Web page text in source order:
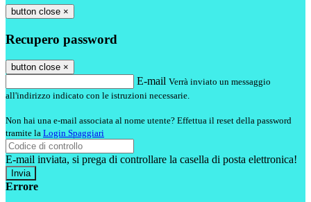
button close ×
Recupero password
button close ×
E-mail Verrà inviato un messaggio
all'indirizzo indicato con le istruzioni necessarie.
Non hai una e-mail associata al nome utente? Effettua il reset della password
tramite la Login Spaggiari
E-mail inviata, si prega di controllare la casella di posta elettronica!
Errore